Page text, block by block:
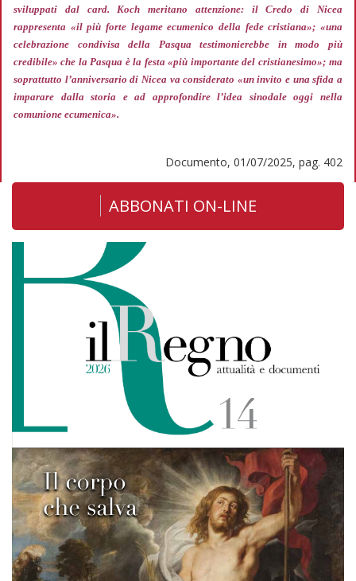
sviluppati dal card. Koch meritano attenzione: il Credo di Nicea
rappresenta «il più forte legame ecumenico della fede cristiana»; «una
celebrazione condivisa della Pasqua testimonierebbe in modo più
credibile»che la Pasqua è la festa«più importante del cristianesimo»; ma
soprattutto l’anniversario di Nicea va considerato «un invito e una sfida a
imparare dalla storia e ad approfondire l’idea sinodale oggi nella
comunione ecumenica».
Documento, 01/07/2025, pag. 402
ABBONATI ON-LINE